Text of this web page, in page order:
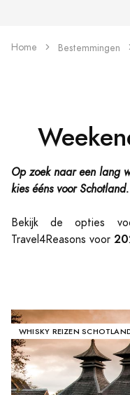
Home Bestemmingen
Op zoek naar een lang
kies ééns voor
Bekijk de opties
Travel4Reasons voor
WHISKY REIZEN